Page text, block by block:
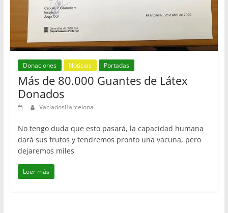
Donaciones Noticias Portadas
Más de 80.000 Guantes de Látex
Donados
VaciadosBarcelona
No tengo duda que esto pasará, la capacidad humana
dará sus frutos y tendremos pronto una vacuna, pero
dejaremos miles
Leer más